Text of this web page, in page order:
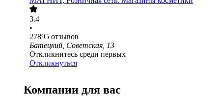
3.4
•
27895 отзывов
Батецкий, Советская, 13
Откликнитесь среди первых
Откликнуться
Компании для вас